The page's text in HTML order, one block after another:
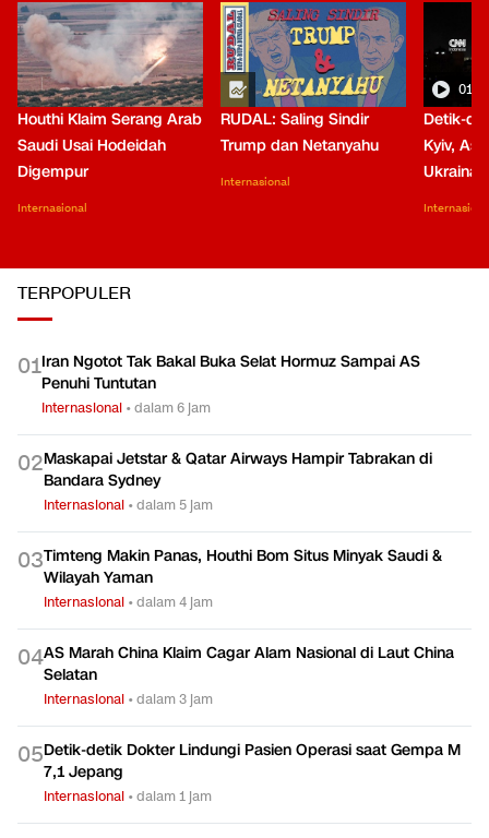
Houthi Klaim Serang Arab
Saudi Usai Hodeidah
Digempur
Internasional
RUDAL: Saling Sindir
Trump dan Netanyahu
Internasional
Detik-
Kyiv,
Ukraina
TERPOPULER
01Iran Ngotot Tak Bakal Buka Selat Hormuz Sampai AS
Penuhi Tuntutan
Internasional •dalam 6 jam
02Maskapai Jetstar & Qatar Airways Hampir Tabrakan di
Bandara Sydney
Internasional •dalam 5 jam
03Timteng Makin Panas, Houthi Bom Situs Minyak Saudi &
Wilayah Yaman
Internasional •dalam 4 jam
04AS Marah China Klaim Cagar Alam Nasional di Laut China
Selatan
Internasional •dalam 3 jam
05Detik-detik Dokter Lindungi Pasien Operasi saat Gempa M
7,1 Jepang
Internasional •dalam 1 jam